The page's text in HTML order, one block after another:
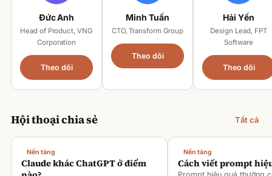
Đức Anh
Head of Product, VNG
Corporation
Theo dõi
Minh Tuấn
CTO, Transform Group
Theo dõi
Hải Yến
Design Lead, FPT
Software
Theo dõi
Hội thoại chia sẻ Tất cả
Nền tảng
Claude khác ChatGPT ở điểm
Nền tảng
Cách viết prompt